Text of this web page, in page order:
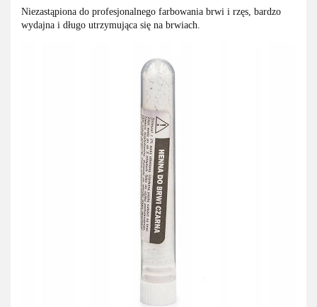
Niezastąpiona do profesjonalnego farbowania brwi i rzęs, bardzo
wydajna i długo utrzymująca się na brwiach.